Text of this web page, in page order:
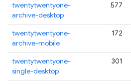
twentytwentyone-
archive-desktop
577
twentytwentyone-
archive-mobile
172
twentytwentyone-
single-desktop
301